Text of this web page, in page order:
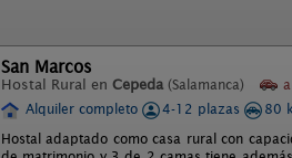
San Marcos
Hostal Rural en Cepeda (Salamanca) a
Alquiler completo
4-12 plazas
80
Hostal adaptado como casa rural con